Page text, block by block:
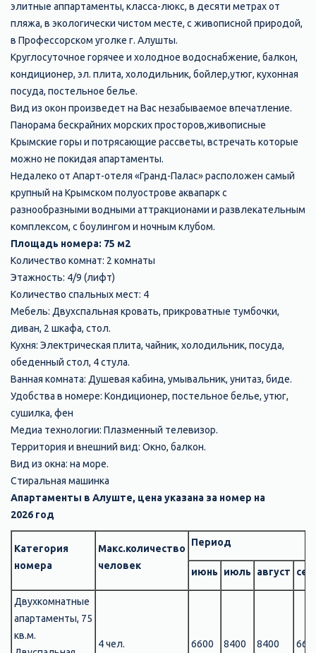
элитные аппартаменты, класса-люкс, в десяти метрах от
пляжа, в экологически чистом месте, с живописной природой,
в Профессорском уголке г. Алушты.
Круглосуточное горячее и холодное водоснабжение, балкон,
кондиционер, эл. плита, холодильник, бойлер,утюг, кухонная
посуда, постельное белье.
Вид из окон произведет на Вас незабываемое впечатление.
Панорама бескрайних морских просторов,живописные
Крымские горы и потрясающие рассветы, встречать которые
можно не покидая апартаменты.
Недалеко от Апарт-отеля «Гранд-Палас» расположен самый
крупный на Крымском полуострове аквапарк с
разнообразными водными аттракционами и развлекательным
комплексом, с боулингом и ночным клубом.
Площадь номера: 75 м2
Количество комнат: 2 комнаты
Этажность: 4/9 (лифт)
Количество спальных мест: 4
Мебель: Двухспальная кровать, прикроватные тумбочки,
диван, 2 шкафа, стол.
Кухня: Электрическая плита, чайник, холодильник, посуда,
обеденный стол, 4 стула.
Ванная комната: Душевая кабина, умывальник, унитаз, биде.
Удобства в номере: Кондиционер, постельное белье, утюг,
сушилка, фен
Медиа технологии: Плазменный телевизор.
Территория и внешний вид: Окно, балкон.
Вид из окна: на море.
Стиральная машинка
Апартаменты в Алуште, цена указана за номер на
2026 год
Категория
номера
Макс.количество
человек
Период
июнь июль август
Двухкомнатные
апартаменты, 75
кв.м.
4 чел. 6600 8400 8400